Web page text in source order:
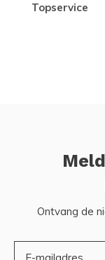
topservice
Ontvang de